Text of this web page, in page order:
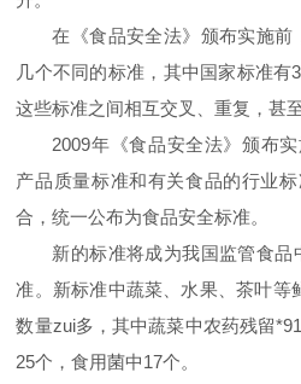
在《食品安全法》颁布实施
几个不同的标准，其中国家标准有
这些标准之间相互交叉、重复
2009年《食品安全法》颁布
产品质量标准和有关食品的行业
合，统一公布为食品安全标
新的标准将成为我国监管食
准。新标准中蔬菜、水果、茶叶等
数量zui多，其中蔬菜中农药残留
25个，食用菌中17个。